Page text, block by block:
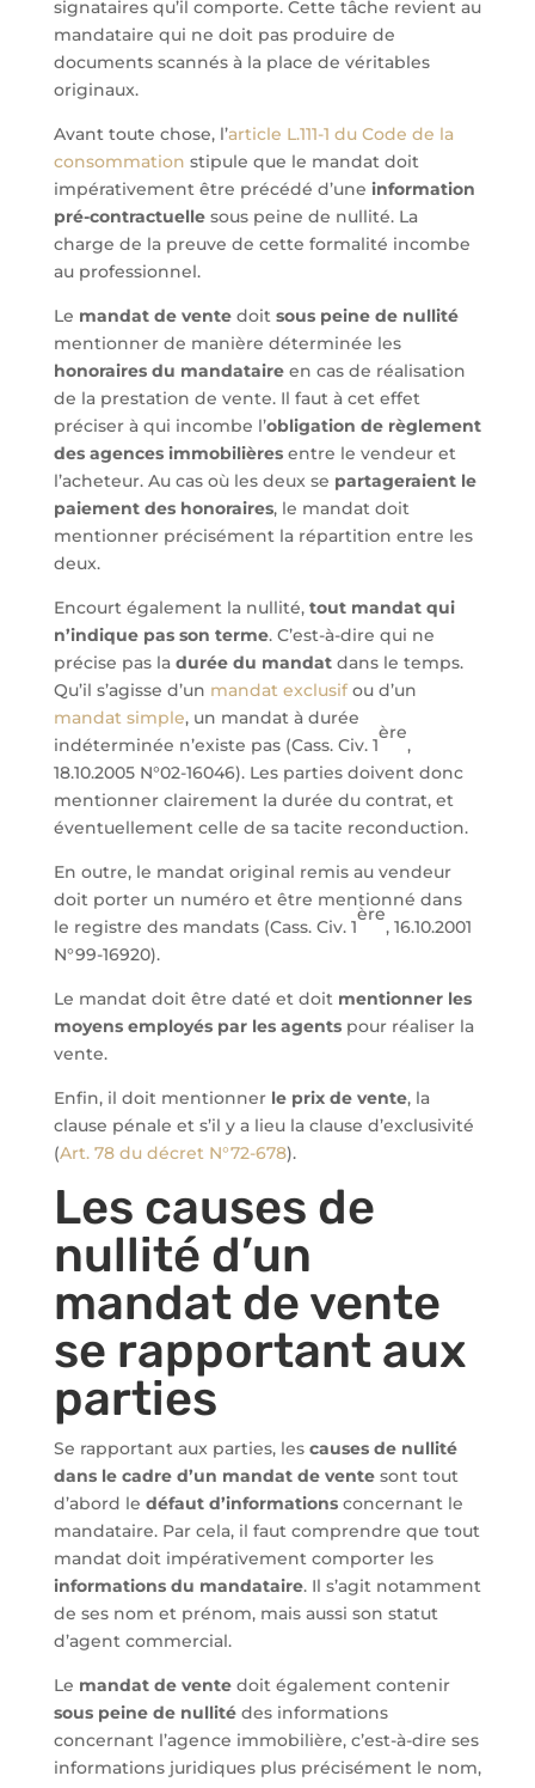
signataires qu’il comporte. Cette tâche revient au
mandataire qui ne doit pas produire de
documents scannés à la place de véritables
originaux.
Avant toute chose, l’article L.111-1 du Code de la
consommation stipule que le mandat doit
impérativement être précédé d’une information
pré-contractuellesous peine de nullité. La
charge de la preuve de cette formalité incombe
au professionnel.
Le mandat de ventedoit sous peine de nullité
mentionner de manière déterminée les
honoraires du mandataireen cas de réalisation
de la prestation de vente. Il faut à cet effet
préciser à qui incombe l’obligation de règlement
des agences immobilièresentre le vendeur et
l’acheteur. Au cas où les deux se partageraient le
paiement des honoraires, le mandat doit
mentionner précisément la répartition entre les
deux.
Encourt également la nullité, tout mandat qui
n’indique pas son terme. C’est-à-dire qui ne
précise pas la durée du mandatdans le temps.
Qu’il s’agisse d’un mandat exclusifou d’un
mandat simple, un mandat à durée
indéterminée n’existe pas (Cass. Civ. 1
ère
,
18.10.2005 N°02-16046). Les parties doivent donc
mentionner clairement la durée du contrat, et
éventuellement celle de sa tacite reconduction.
En outre, le mandat original remis au vendeur
doit porter un numéro et être mentionné dans
le registre des mandats (Cass. Civ. 1
ère
, 16.10.2001
N°99-16920).
Le mandat doit être daté et doit mentionner les
moyens employés par les agents pour réaliser la
vente.
Enfin, il doit mentionner le prix de vente, la
clause pénale et s’il y a lieu la clause d’exclusivité
(Art. 78 du décret N°72-678).
Les causes de
nullité d’un
mandat de vente
se rapportant aux
parties
Se rapportant aux parties, les causes de nullité
dans le cadre d’un mandat de ventesont tout
d’abord le défaut d’informationsconcernant le
mandataire. Par cela, il faut comprendre que tout
mandat doit impérativement comporter les
informations du mandataire. Il s’agit notamment
de ses nom et prénom, mais aussi son statut
d’agent commercial.
Le mandat de ventedoit également contenir
sous peine de nullitédes informations
concernant l’agence immobilière, c’est-à-dire ses
informations juridiques plus précisément le nom,